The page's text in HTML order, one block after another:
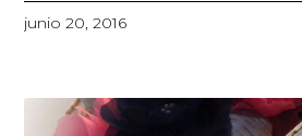
junio 20, 2016